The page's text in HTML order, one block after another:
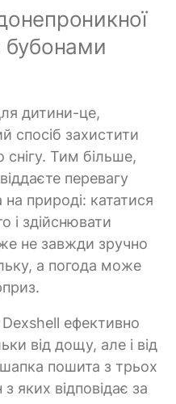
бубонами
дитини-це,
спосіб захистити
снігу. Тим більше,
перевагу
природі: кататися
і здійснювати
не завжди зручно
а погода може
ефективно
від дощу, але і від
пошита з трьох
яких відповідає за